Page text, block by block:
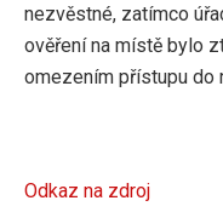
nezvěstné, zatímco
ověření na místě bylo
omezením přístupu do
Odkaz na zdroj